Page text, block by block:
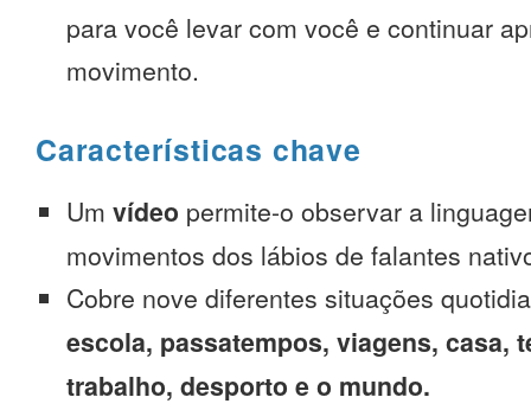
para você levar com você e continuar
movimento.
Características chave
Um vídeo permite-o observar a
movimentos dos lábios de falantes
Cobre nove diferentes situações
escola, passatempos, viagens, casa,
trabalho, desporto e o mundo.